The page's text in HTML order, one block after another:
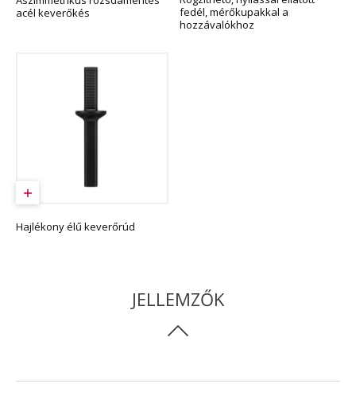
acél keverőkés
fedél, mérőkupakkal a
hozzávalókhoz
Hajlékony élű keverőrúd
JELLEMZŐK